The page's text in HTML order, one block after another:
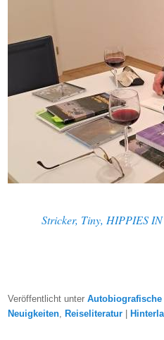
Stricker, Tiny, HIPPIES
Veröffentlicht unter
Neuigkeiten, Reiseliteratur